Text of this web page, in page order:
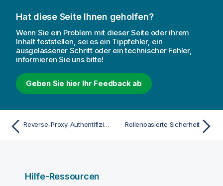
Hat diese Seite Ihnen geholfen?
Wenn Sie ein Problem mit dieser Seite oder ihrem
Inhalt feststellen, sei es ein Tippfehler, ein
ausgelassener Schritt oder ein technischer Fehler,
informieren Sie uns bitte!
Geben Sie hier Ihr Feedback ab
Reverse-Proxy-Authentifizierung Rollenbasierte Sicherheit
Hilfe-Ressourcen